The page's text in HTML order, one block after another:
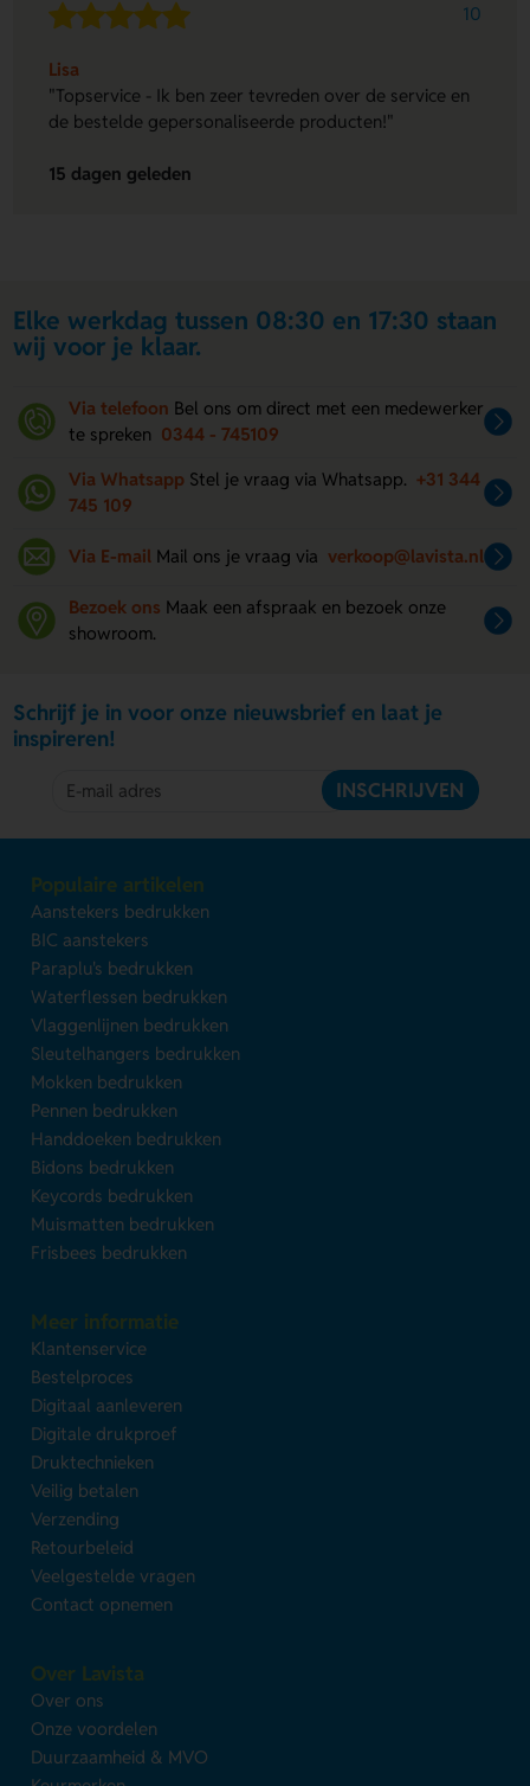
10
Lisa
"Topservice - Ik ben zeer tevreden over de service en
de bestelde gepersonaliseerde producten!"
15 dagen geleden
Elke werkdag tussen 08:30 en 17:30 staan
wij voor je klaar.
Via telefoon Bel ons om direct met een medewerker
te spreken 0344 - 745109
Via Whatsapp Stel je vraag via Whatsapp. +31 344
745 109
Via E-mail Mail ons je vraag via verkoop@lavista.nl
Bezoek ons Maak een afspraak en bezoek onze
showroom.
Schrijf je in voor onze nieuwsbrief en laat je
inspireren!
INSCHRIJVEN
Populaire artikelen
Aanstekers bedrukken
BIC aanstekers
Paraplu's bedrukken
Waterflessen bedrukken
Vlaggenlijnen bedrukken
Sleutelhangers bedrukken
Mokken bedrukken
Pennen bedrukken
Handdoeken bedrukken
Bidons bedrukken
Keycords bedrukken
Muismatten bedrukken
Frisbees bedrukken
Meer informatie
Klantenservice
Bestelproces
Digitaal aanleveren
Digitale drukproef
Druktechnieken
Veilig betalen
Verzending
Retourbeleid
Veelgestelde vragen
Contact opnemen
Over Lavista
Over ons
Onze voordelen
Duurzaamheid & MVO